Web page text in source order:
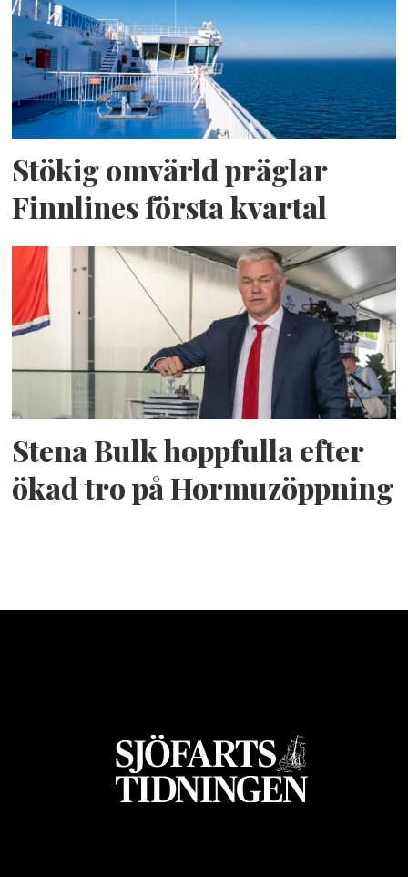
Stökig omvärld präglar
Finnlines första kvartal
Stena Bulk hoppfulla efter
ökad tro på Hormuzöppning